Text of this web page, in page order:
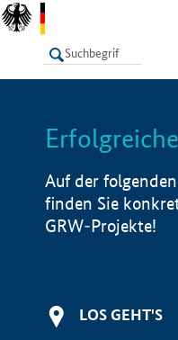
LISTE
Auf der
finden Sie
GRW-Projekte!
LOS GEHT'S